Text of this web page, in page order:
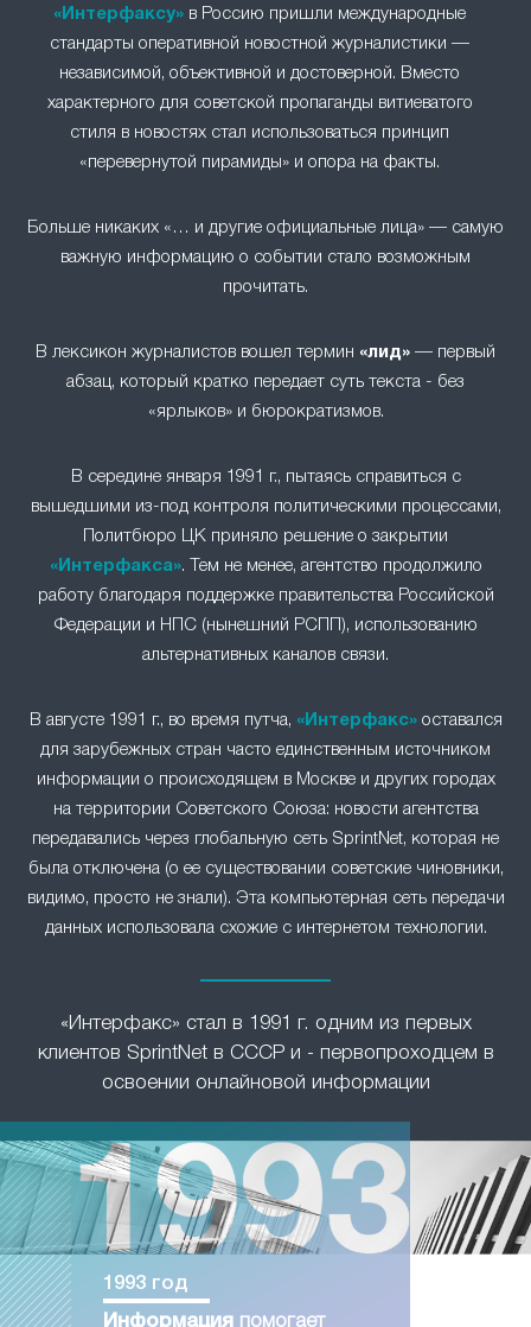
«Интерфаксу» в Россию пришли международные
стандарты оперативной новостной журналистики —
независимой, объективной и достоверной. Вместо
характерного для советской пропаганды витиеватого
стиля в новостях стал использоваться принцип
«перевернутой пирамиды» и опора на факты.
Больше никаких «… и другие официальные лица» — самую
важную информацию о событии стало возможным
прочитать.
В лексикон журналистов вошел термин «лид» — первый
абзац, который кратко передает суть текста - без
«ярлыков» и бюрократизмов.
В середине января 1991 г., пытаясь справиться с
вышедшими из-под контроля политическими процессами,
Политбюро ЦК приняло решение о закрытии
«Интерфакса». Тем не менее, агентство продолжило
работу благодаря поддержке правительства Российской
Федерации и НПС (нынешний РСПП), использованию
альтернативных каналов связи.
В августе 1991 г., во время путча, «Интерфакс»оставался
для зарубежных стран часто единственным источником
информации о происходящем в Москве и других городах
на территории Советского Союза: новости агентства
передавались через глобальную сеть SprintNet, которая не
была отключена (о ее существовании советские чиновники,
видимо, просто не знали). Эта компьютерная сеть передачи
данных использовала схожие с интернетом технологии.
«Интерфакс» стал в 1991 г. одним из первых
клиентов SprintNet в СССР и - первопроходцем в
освоении онлайновой информации
1993 год
Информация помогает